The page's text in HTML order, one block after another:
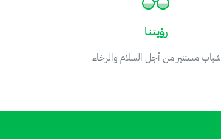
رؤيـتـنـا
شباب مستنير من أجل السلام والرخاء.